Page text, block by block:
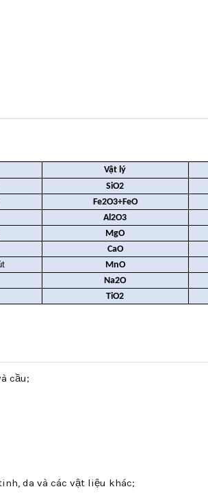
Vật lý
SiO2
Fe2O3+FeO
Al2O3
MgO
CaO
MnO
Na2O
TiO2
cầu;
da và các vật liệu khác;